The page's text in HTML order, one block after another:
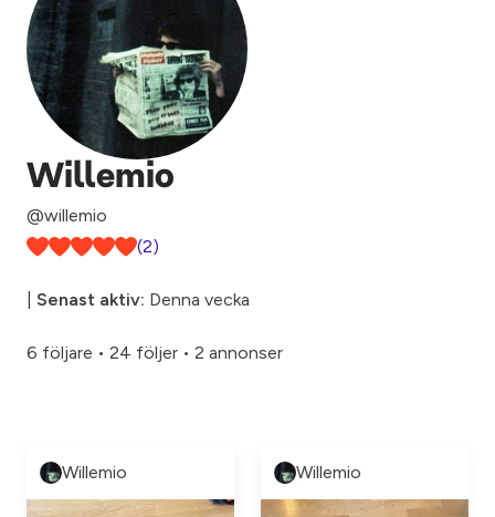
Willemio
@willemio
(2)
Senast aktiv: Denna vecka
6 följare • 24 följer • 2 annonser
Willemio Willemio